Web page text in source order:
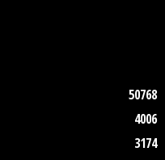
50768
4006
3174